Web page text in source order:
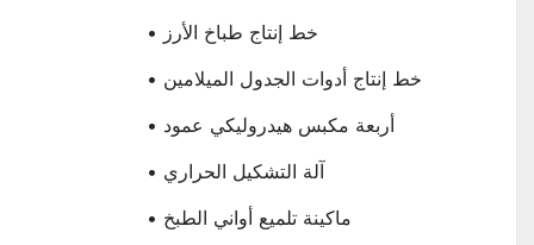
• خط إنتاج طباخ الأرز
• خط إنتاج أدوات الجدول الميلامين
• أربعة مكبس هيدروليكي عمود
• آلة التشكيل الحراري
• ماكينة تلميع أواني الطبخ